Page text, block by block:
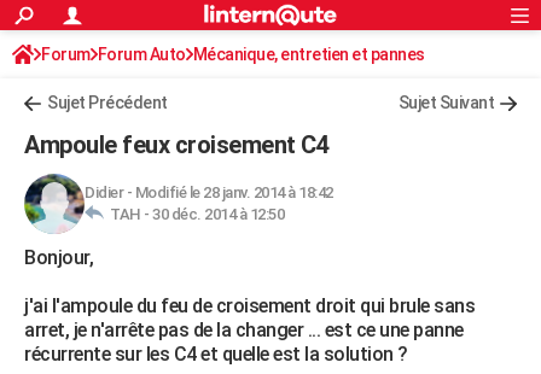
ACTUALITÉS
Politique
Société
Faits Divers
Education
Monde
Villes
+
FINANCE
Retraite
Impôts
Epargne
Immobilier
Risques naturels par ville
Banque
Assurance
Crédit
AUTO
Essais
Réserver un essai
Citadines
Berlines
SUV
Forum auto
+HIGH-TECH
Mobiles
Meilleur smartphone
Internet
Ordinateurs
Jeux vidéo
Guide high-tech
+BRICOLAGE
Forum
Aménagement intérieur
Extérieur
Cuisine
Salle de bains
Jardinage
Rangement
Rechercher
S'inscrire
Connexion
Forum Forum Auto Mécanique, entretien et pannes
Sujet Précédent Sujet Suivant
Ampoule feux croisement C4
Didier- Modifié le 28 janv. 2014 à 18:42
TAH - 30 déc. 2014 à 12:50
Bonjour,
j'ai l'ampoule du feu de croisement droit qui brule sans
arret, je n'arrête pas de la changer ... est ce une panne
récurrente sur les C4 et quelle est la solution ?